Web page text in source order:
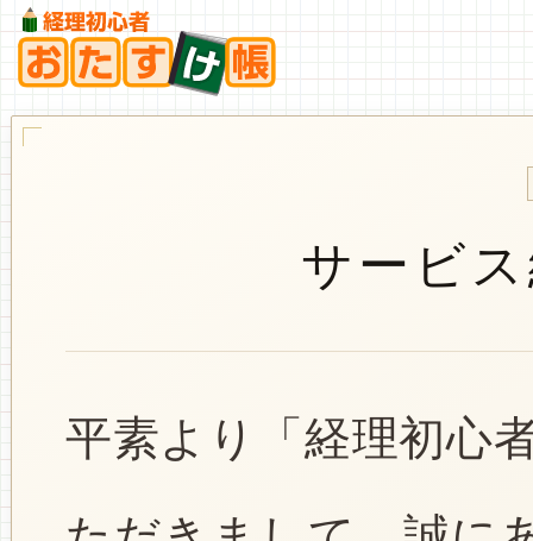
サービ
平素より「経理初心